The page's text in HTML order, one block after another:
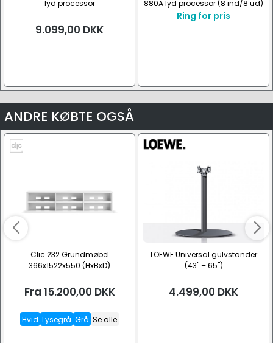
lyd processor
9.099,00 DKK
880A lyd processor (8 ind/8 ud)
Ring for pris
ANDRE KØBTE OGSÅ
Clic 232 Grundmøbel
366x1522x550 (HxBxD)
Fra 15.200,00 DKK
Hvid Lysegrå Grå Se alle
LOEWE Universal gulvstander
(43" – 65")
4.499,00 DKK